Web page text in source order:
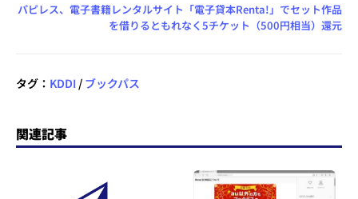
パピレス、電子書籍レンタルサイト「電子貸本Renta!」でセット作品
を借りるともれなく5チケット（500円相当）還元
タグ： KDDI / ブックパス
関連記事